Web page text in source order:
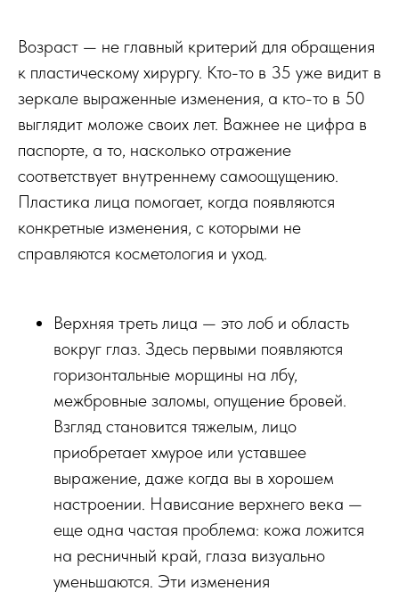
Возраст — не главный критерий для обращения
к пластическому хирургу. Кто-то в 35 уже видит в
зеркале выраженные изменения, а кто-то в 50
выглядит моложе своих лет. Важнее не цифра в
паспорте, а то, насколько отражение
соответствует внутреннему самоощущению.
Пластика лица помогает, когда появляются
конкретные изменения, с которыми не
справляются косметология и уход.
Верхняя треть лица — это лоб и область
вокруг глаз. Здесь первыми появляются
горизонтальные морщины на лбу,
межбровные заломы, опущение бровей.
Взгляд становится тяжелым, лицо
приобретает хмурое или уставшее
выражение, даже когда вы в хорошем
настроении. Нависание верхнего века —
еще одна частая проблема: кожа ложится
на ресничный край, глаза визуально
уменьшаются. Эти изменения